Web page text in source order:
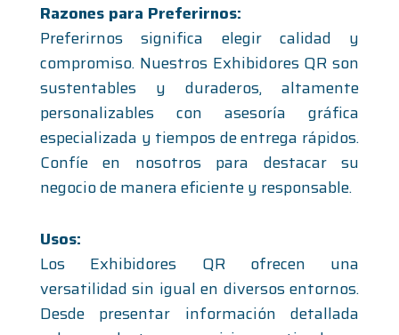
Razones para Preferirnos:
Preferirnos significa elegir calidad y
compromiso. Nuestros Exhibidores QR son
sustentables y duraderos, altamente
personalizables con asesoría gráfica
especializada y tiempos de entrega rápidos.
Confíe en nosotros para destacar su
negocio de manera eficiente y responsable.
Usos:
Los Exhibidores QR ofrecen una
versatilidad sin igual en diversos entornos.
Desde presentar información detallada
¿Qué estás
Read More